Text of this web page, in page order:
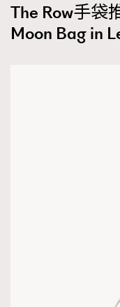
The Row手袋
Moon Bag in